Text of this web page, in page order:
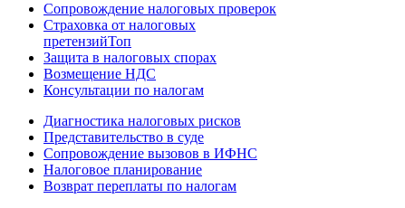
Сопровождение налоговых проверок
Страховка от налоговых
претензийТоп
Защита в налоговых спорах
Возмещение НДС
Консультации по налогам
Диагностика налоговых рисков
Представительство в суде
Сопровождение вызовов в ИФНС
Налоговое планирование
Возврат переплаты по налогам